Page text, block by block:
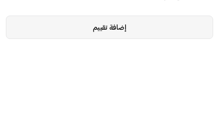
إضافة تقييم